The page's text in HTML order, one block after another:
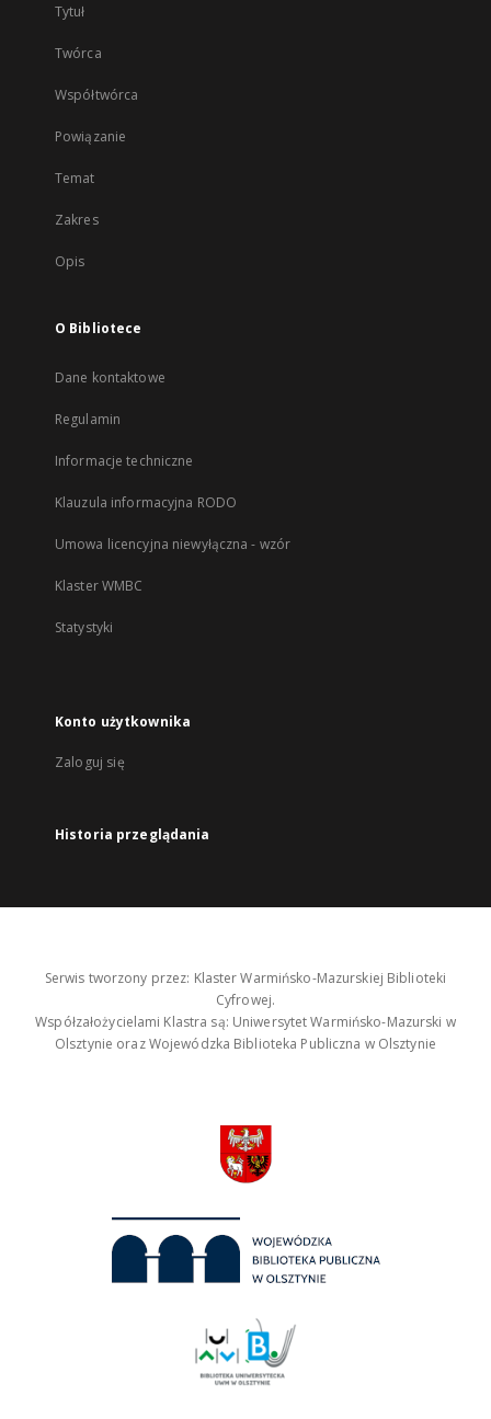
Tytuł
Twórca
Współtwórca
Powiązanie
Temat
Zakres
Opis
O Bibliotece
Dane kontaktowe
Regulamin
Informacje techniczne
Klauzula informacyjna RODO
Umowa licencyjna niewyłączna - wzór
Klaster WMBC
Statystyki
Konto użytkownika
Zaloguj się
Historia przeglądania
Serwis tworzony przez: Klaster Warmińsko-Mazurskiej Biblioteki
Cyfrowej.
Współzałożycielami Klastra są: Uniwersytet Warmińsko-Mazurski w
Olsztynie oraz Wojewódzka Biblioteka Publiczna w Olsztynie